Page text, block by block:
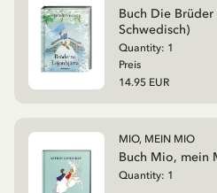
Buch Die
Schwedisch)
Quantity: 1
Preis
14.95 EUR
Buch Mio, mein
MIO, MEIN MIO
Quantity: 1